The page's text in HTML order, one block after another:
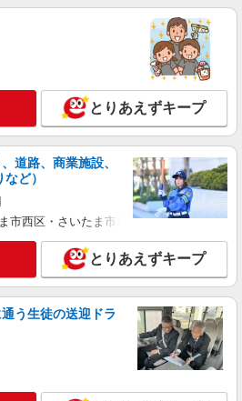
とりあえずキープ
道路、商業施設、
ど）
市西区・さいたま市岩槻区・久喜市・蓮田
とりあえずキープ
う生徒の送迎ドラ